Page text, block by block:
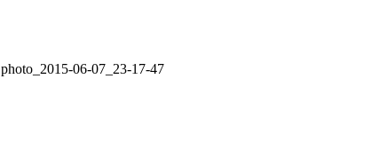
photo_2015-06-07_23-17-47